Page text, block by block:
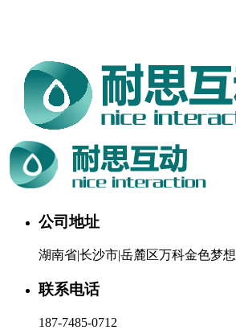
公司地址
湖南省|长沙市|岳麓区万科金色梦想
联系电话
187-7485-0712